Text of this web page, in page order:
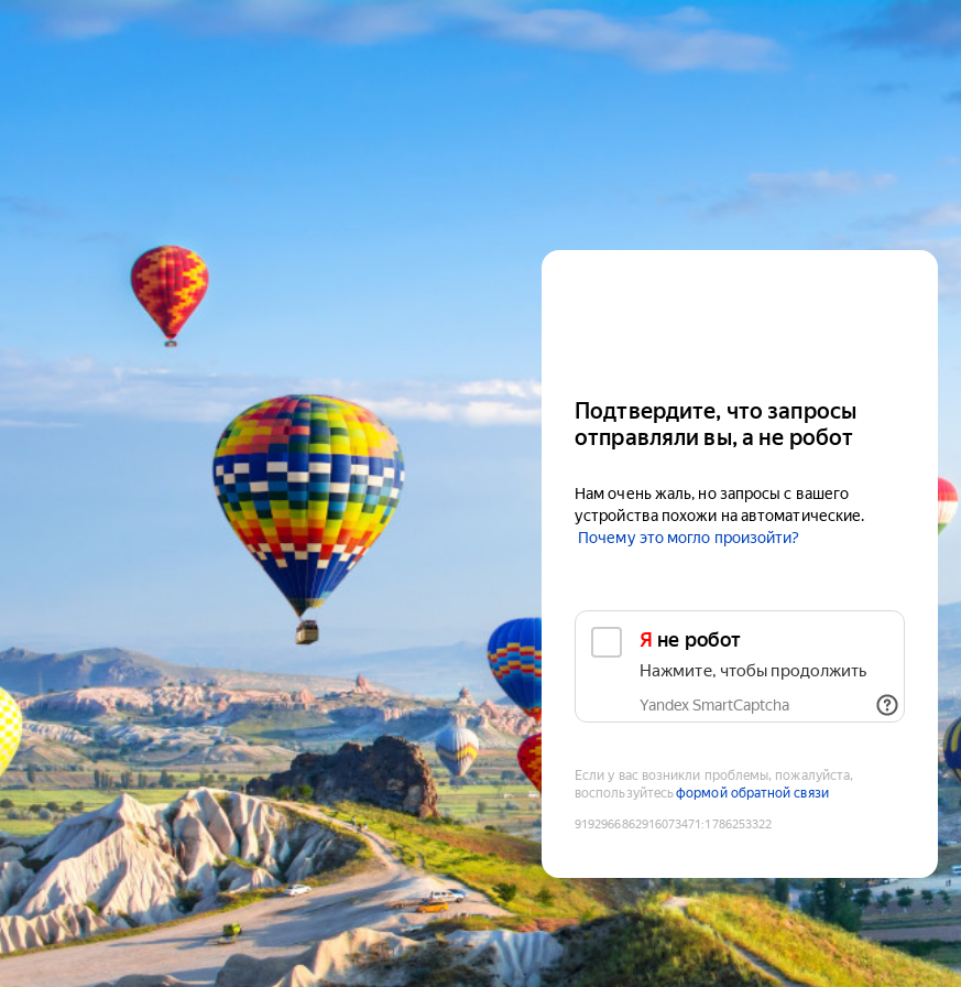
Подтвердите, что запросы
отправляли вы, а не робот
Нам очень жаль, но запросы с вашего
устройства похожи на автоматические.
Почему это могло произойти?
Я не робот
Нажмите, чтобы продолжить
Yandex SmartCaptcha
Если у вас возникли проблемы, пожалуйста,
воспользуйтесьформой обратной связи
9192966862916073471 :1786253322